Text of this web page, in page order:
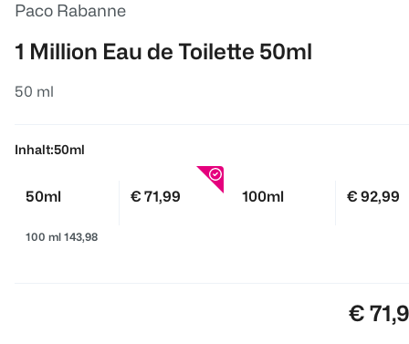
Paco Rabanne
1 Million Eau de Toilette 50ml
50 ml
Inhalt:50ml
50ml
100 ml 143,98
€ 71,99 100ml € 92,99
Preis:
€